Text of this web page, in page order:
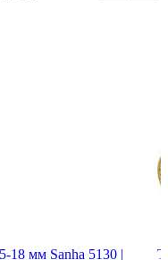
18 мм Sanha 5130 |